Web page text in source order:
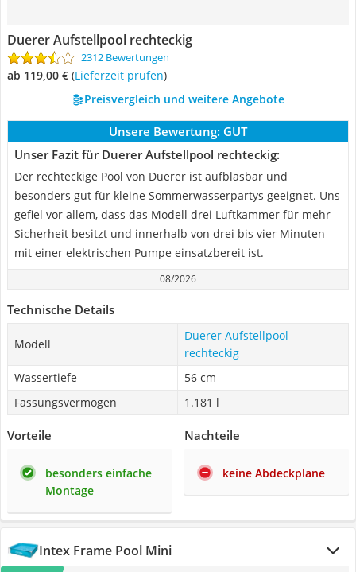
Duerer Aufstellpool rechteckig
2312 Bewertungen
ab 119,00 € (Lieferzeit prüfen)
Preisvergleich und weitere Angebote
Unsere Bewertung: GUT
Unser Fazit für Duerer Aufstellpool rechteckig:
Der rechteckige Pool von Duerer ist aufblasbar und
besonders gut für kleine Sommerwasserpartys geeignet. Uns
gefiel vor allem, dass das Modell drei Luftkammer für mehr
Sicherheit besitzt und innerhalb von drei bis vier Minuten
mit einer elektrischen Pumpe einsatzbereit ist.
08/2026
Technische Details
Modell
Duerer Aufstellpool
rechteckig
Wassertiefe
56 cm
Fassungsvermögen
1.181 l
Vorteile
besonders einfache
Montage
Nachteile
keine Abdeckplane
Intex Frame Pool Mini